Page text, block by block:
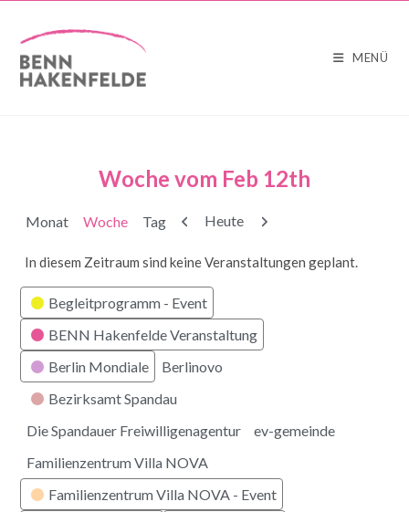
MENÜ
Woche vom Feb 12th
Monat Woche Tag Zurück
Heute Weiter
In diesem Zeitraum sind keine Veranstaltungen geplant.
Kategorien
Begleitprogramm - Event
BENN Hakenfelde Veranstaltung
Berlin Mondiale
Berlinovo
Bezirksamt Spandau
Die Spandauer Freiwilligenagentur
ev-gemeinde
Familienzentrum Villa NOVA
Familienzentrum Villa NOVA - Event